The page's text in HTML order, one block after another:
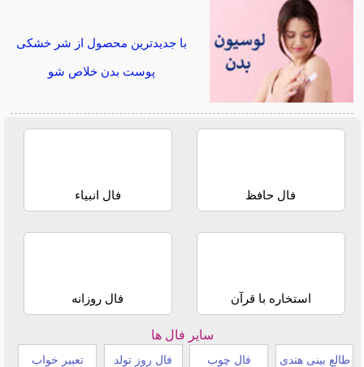
با جدیدترین محصول از شر خشکی
پوست بدن خلاص شو
فال حافظ فال انبیاء
استخاره با قرآن فال روزانه
سایر فال ها
طالع بینی هندی فال چوب فال روز تولد تعبیر خواب